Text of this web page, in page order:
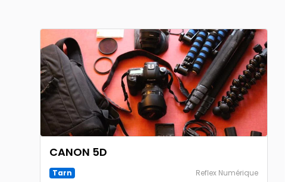
CANON 5D
Tarn Reflex Numérique